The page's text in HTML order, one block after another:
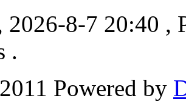
8-7 20:40 ,
.
Powered by